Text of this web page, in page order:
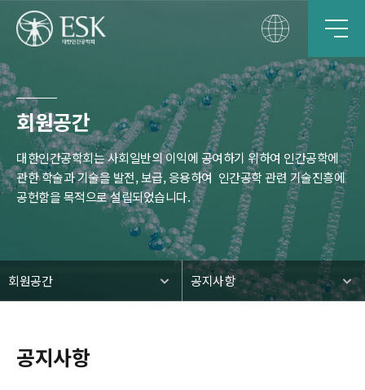
회원공간
대한인간공학회는 사회일반의 이익에 공여하기 위하여 인간공학에
관한 학술과 기술을 발전, 보급, 응용하여 인간공학 관련 기술진흥에
공헌함을 목적으로 설립되었습니다.
회원공간 공지사항
공지사항